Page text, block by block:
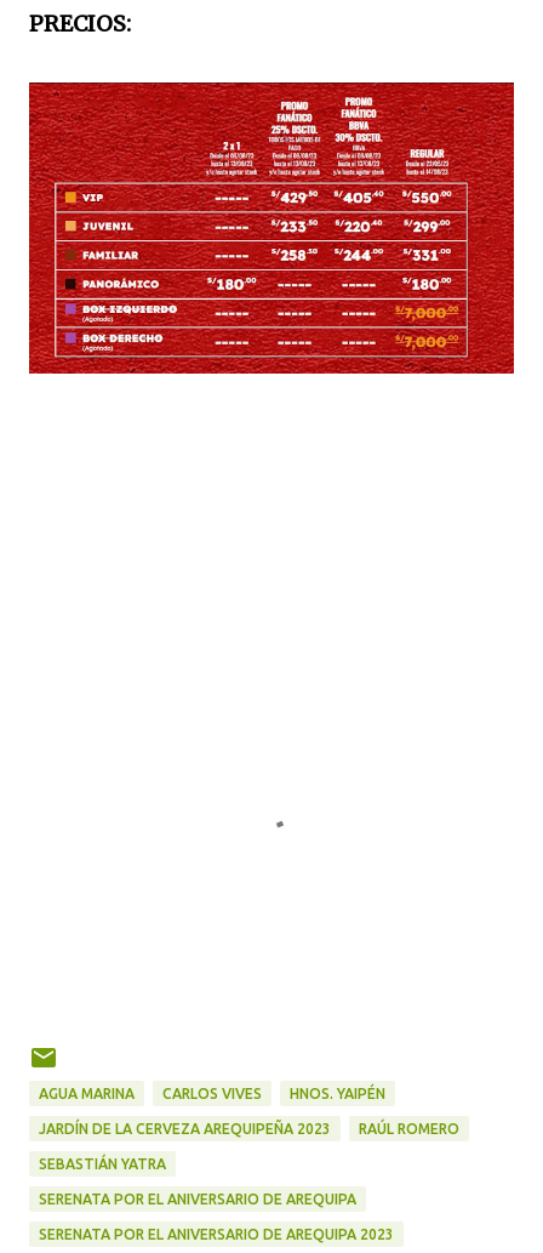
PRECIOS:
AGUA MARINA CARLOS VIVES HNOS. YAIPÉN
JARDÍN DE LA CERVEZA AREQUIPEÑA 2023 RAÚL ROMERO
SEBASTIÁN YATRA
SERENATA POR EL ANIVERSARIO DE AREQUIPA
SERENATA POR EL ANIVERSARIO DE AREQUIPA 2023